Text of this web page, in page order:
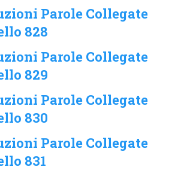
Parole Collegate
828
Parole Collegate
829
Parole Collegate
830
Parole Collegate
831